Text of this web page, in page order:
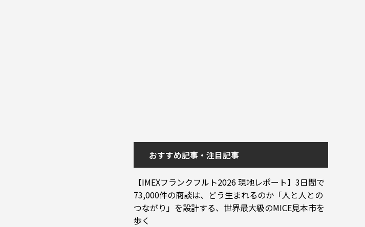
おすすめ記事・注目記事
【IMEXフランクフルト2026 現地レポート】3日間で
73,000件の商談は、どう生まれるのか「人と人との
つながり」を設計する、世界最大級のMICE見本市を
歩く